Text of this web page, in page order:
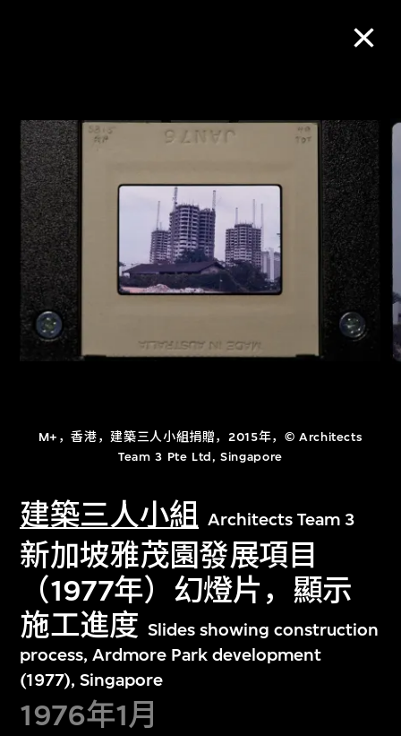
M+，香港，建築三人小組捐贈，2015年，© Architects
Team 3 Pte Ltd, Singapore
建築三人小組 Architects Team 3
新加坡雅茂園發展項目
（1977年）幻燈片，顯示
施工進度 Slides showing construction
process, Ardmore Park development
(1977), Singapore
1976年1月
进一步筛选 搜索
关于M+藏品
探索世界顶级的二十及二十一世纪视觉
文化藏品。